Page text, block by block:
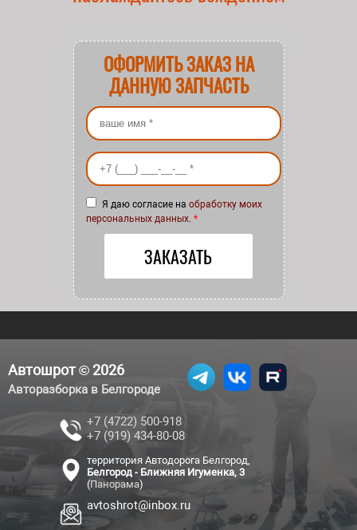
ОФОРМИТЬ ЗАКАЗ НА
ДАННУЮ ЗАПЧАСТЬ
Ваше имя
Ваш номер телефона
Я даю согласие на обработку моих
персональных данных. *
Автошрот © 2026
Авторазборка в Белгороде
+7 (4722) 500-918
+7 (919) 434-80-08
территория Автодорога Белгород,
Белгород - Ближняя Игуменка, 3
(Панорама)
avtoshrot@inbox.ru